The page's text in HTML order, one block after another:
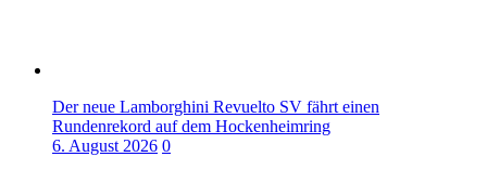
Der neue Lamborghini Revuelto SV fährt einen
Rundenrekord auf dem Hockenheimring
6. August 2026 0